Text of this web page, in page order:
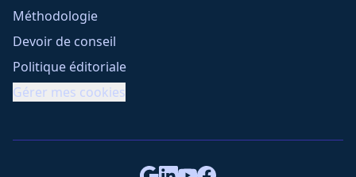
Méthodologie
Devoir de conseil
Politique éditoriale
Gérer mes cookies